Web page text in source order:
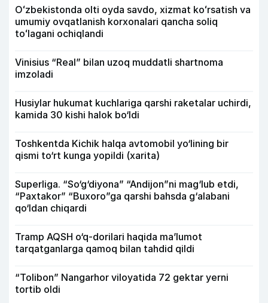
Oʻzbekistonda olti oyda savdo, xizmat koʻrsatish va
umumiy ovqatlanish korxonalari qancha soliq
toʻlagani ochiqlandi
Vinisius “Real” bilan uzoq muddatli shartnoma
imzoladi
Husiylar hukumat kuchlariga qarshi raketalar uchirdi,
kamida 30 kishi halok bo‘ldi
Toshkentda Kichik halqa avtomobil yo‘lining bir
qismi to‘rt kunga yopildi (xarita)
Superliga. “So‘g‘diyona” “Andijon”ni mag‘lub etdi,
“Paxtakor” “Buxoro”ga qarshi bahsda g‘alabani
qo‘ldan chiqardi
Tramp AQSH o‘q-dorilari haqida ma’lumot
tarqatganlarga qamoq bilan tahdid qildi
“Tolibon” Nangarhor viloyatida 72 gektar yerni
tortib oldi